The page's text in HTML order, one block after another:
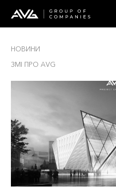
Про компанію
Медіа
Кар’єра
Контакти
НОВИНИ
ЗМІ ПРО AVG